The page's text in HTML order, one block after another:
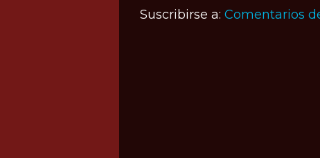
Suscribirse a: Comentarios